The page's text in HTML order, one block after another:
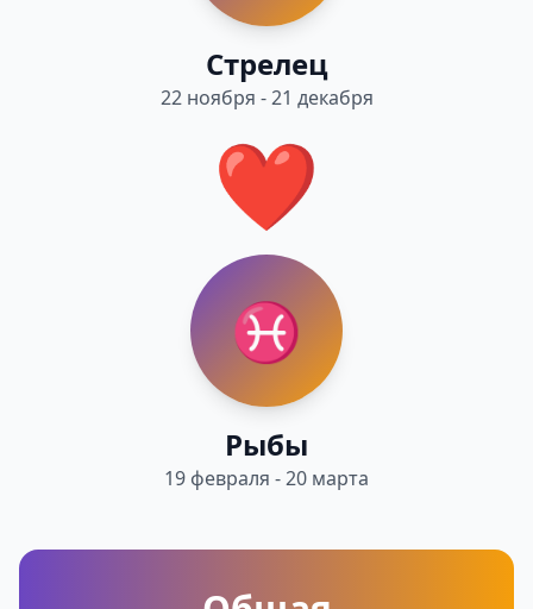
Стрелец
22 ноября - 21 декабря
❤️
♓
Рыбы
19 февраля - 20 марта